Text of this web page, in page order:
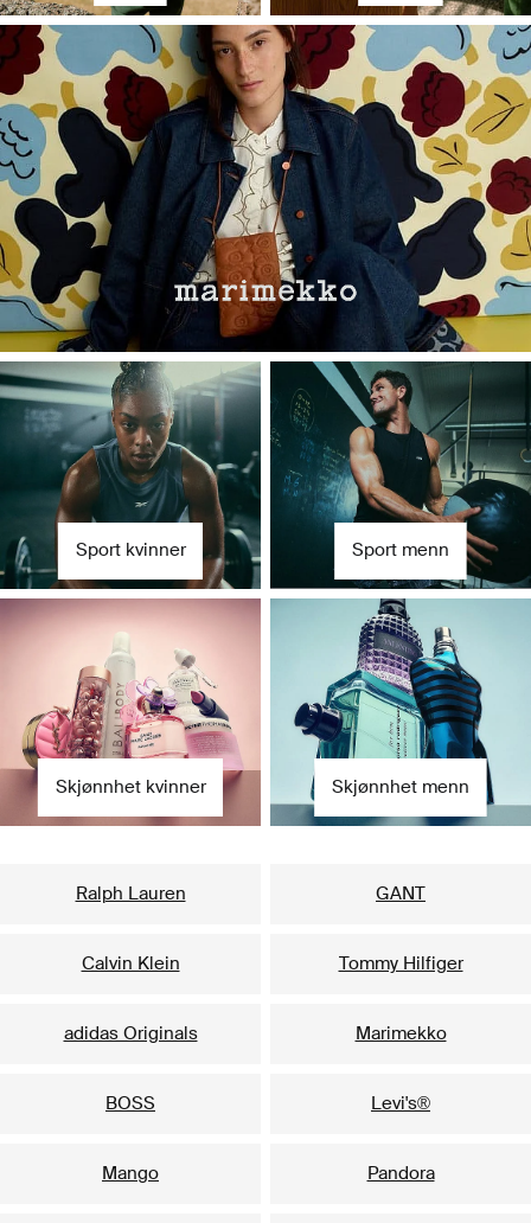
Sport kvinner Sport menn
Skjønnhet kvinner Skjønnhet menn
Ralph Lauren GANT
Calvin Klein Tommy Hilfiger
adidas Originals Marimekko
BOSS Levi's®
Mango Pandora